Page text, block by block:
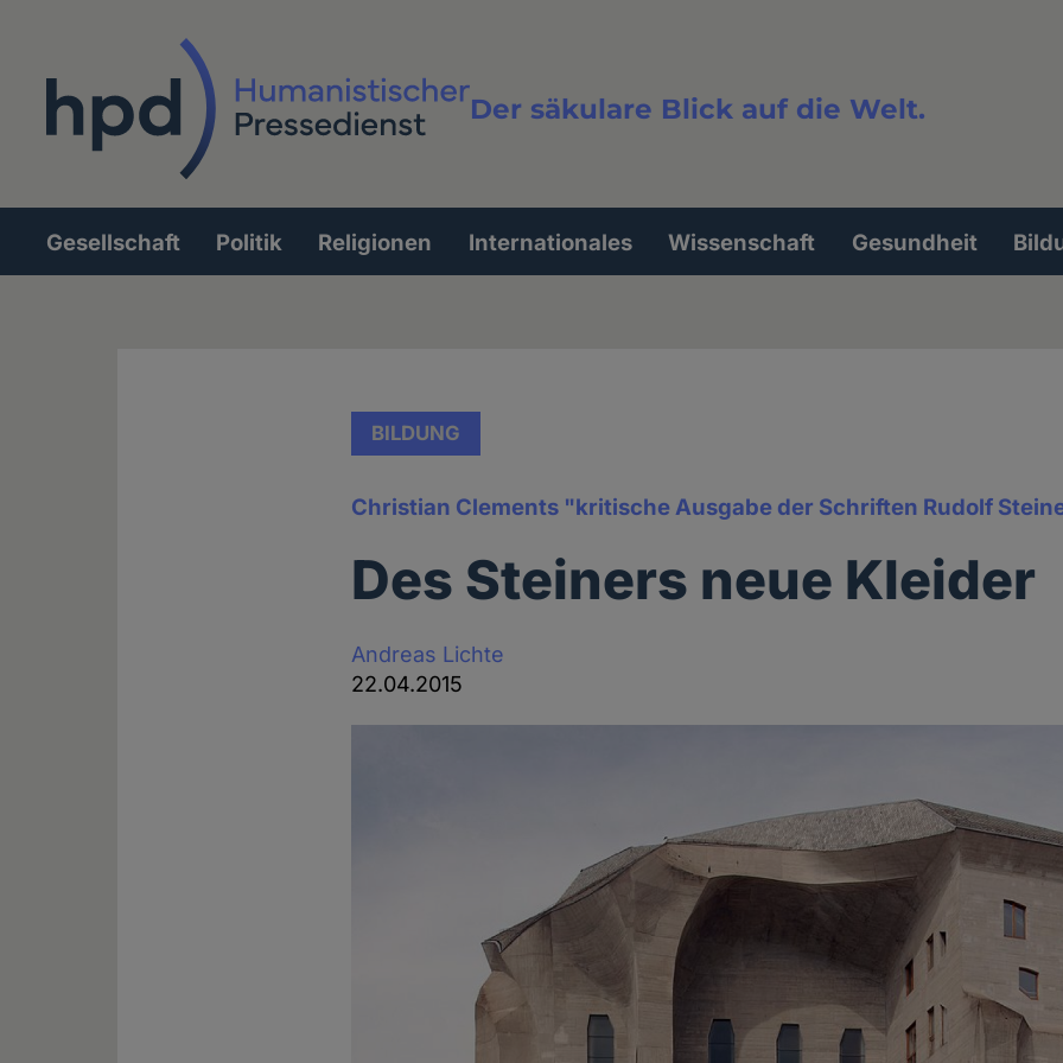
Der säkulare Blick auf die Welt.
Volltextsuche
Hauptnavigation
Gesellschaft Politik Religionen Internationales Wissenschaft Gesundheit
BILDUNG
Christian Clements "kritische Ausgabe der Schriften Rudolf
Des Steiners neue Kleider
Andreas Lichte
22.04.2015